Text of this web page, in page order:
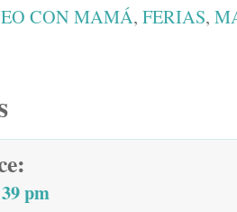
CON MAMÁ, FERIAS,
pm